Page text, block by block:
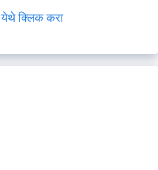
येथे क्लिक करा